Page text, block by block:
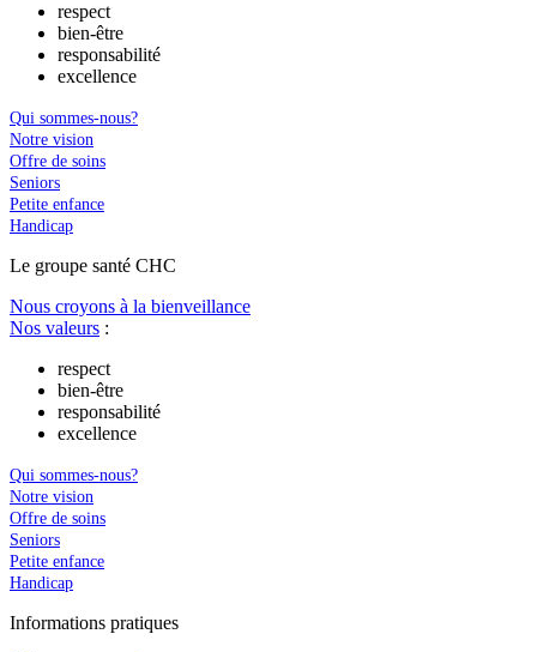
respect
bien-être
responsabilité
excellence
Qui sommes-nous?
Notre vision
Offre de soins
Seniors
Petite enfance
Handicap
Le groupe santé CHC
Nous croyons à la bienveillance
Nos valeurs :
respect
bien-être
responsabilité
excellence
Qui sommes-nous?
Notre vision
Offre de soins
Seniors
Petite enfance
Handicap
Informations pratiques